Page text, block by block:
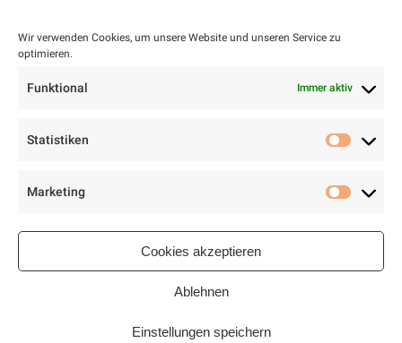
Wir verwenden Cookies, um unsere Website und unseren Service zu
optimieren.
Funktional Immer aktiv
Statistiken
Marketing
Cookies akzeptieren
Ablehnen
Einstellungen speichern
Sonntag